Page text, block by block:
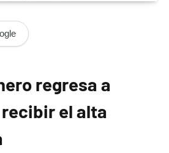
regresa a
el alta